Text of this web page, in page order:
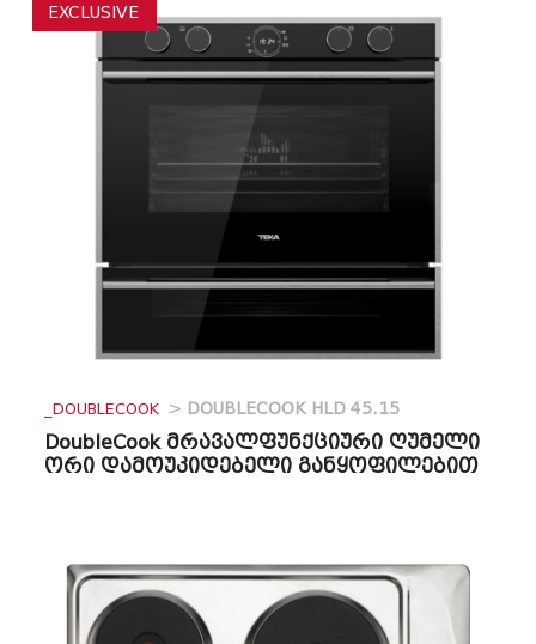
EXCLUSIVE
_DOUBLECOOK > DOUBLECOOK HLD 45.15
DoubleCook მრავალფუნქციური ღუმელი
ორი დამოუკიდებელი განყოფილებით